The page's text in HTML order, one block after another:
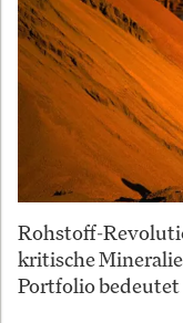
Rohstoff-
kritische
Portfolio bedeutet